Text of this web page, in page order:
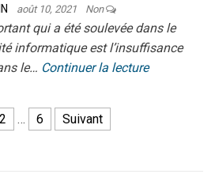
août 10, 2021 Non
qui a été soulevée dans le
informatique est l’insuffisance
le… Continuer la lecture
articles
2 … 6 Suivant